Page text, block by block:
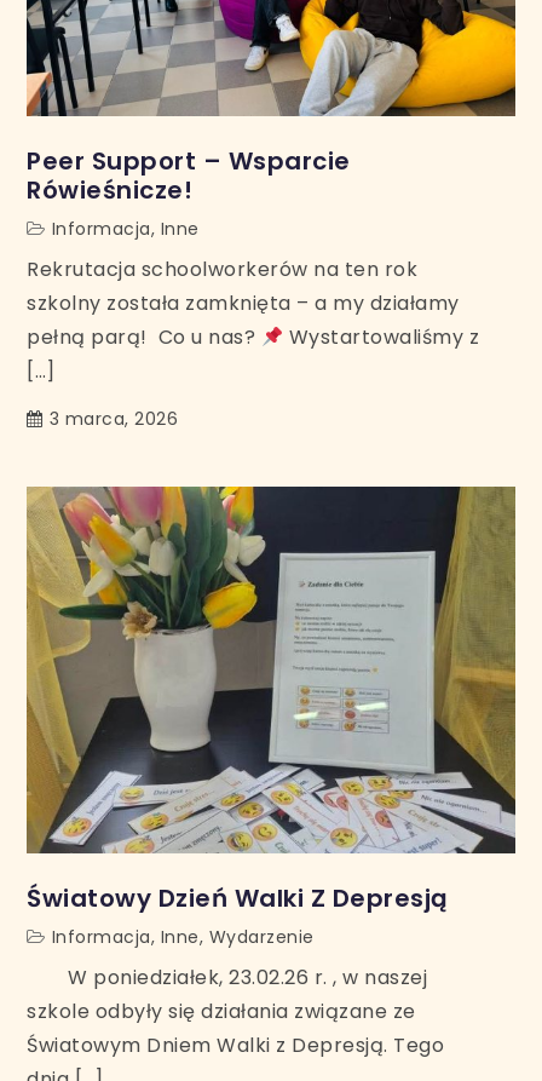
Peer Support – Wsparcie
Rówieśnicze!
Informacja, Inne
Rekrutacja schoolworkerów na ten rok
szkolny została zamknięta – a my działamy
pełną parą! Co u nas?
Wystartowaliśmy z
[…]
3 marca, 2026
Światowy Dzień Walki Z Depresją
Informacja, Inne, Wydarzenie
W poniedziałek, 23.02.26 r. , w naszej
szkole odbyły się działania związane ze
Światowym Dniem Walki z Depresją. Tego